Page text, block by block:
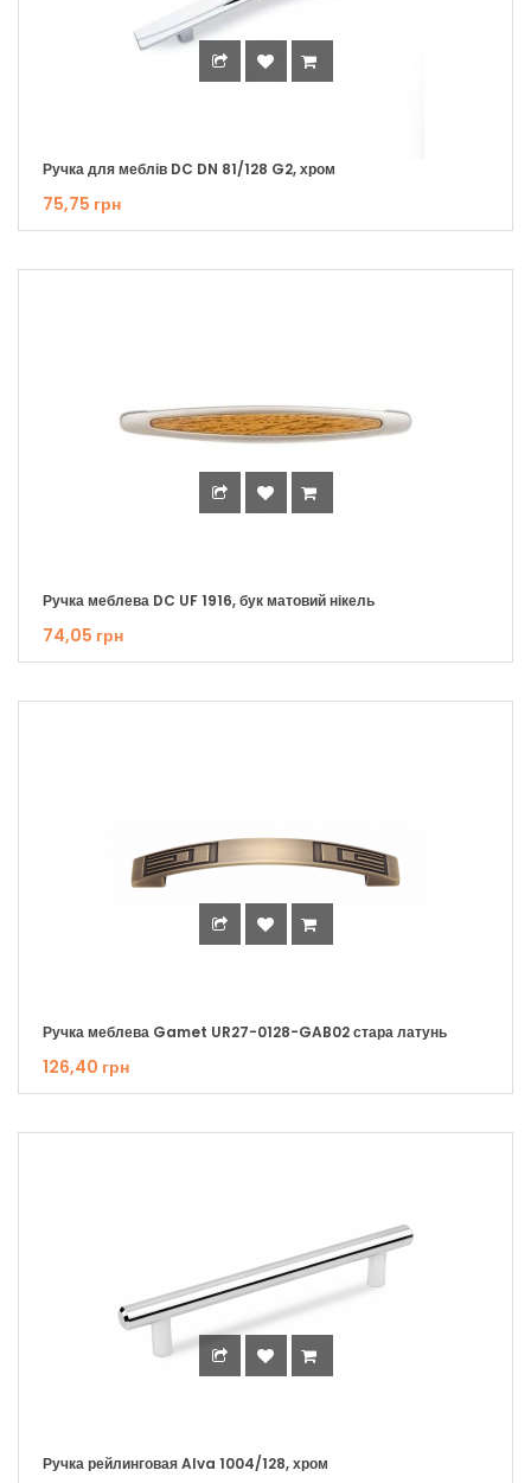
Ручка для меблів DC DN 81/128 G2, хром
75,75 грн
Ручка меблева DC UF 1916, бук матовий нікель
74,05 грн
Ручка меблева Gamet UR27-0128-GAB02 стара латунь
126,40 грн
Ручка рейлинговая Alva 1004/128, хром